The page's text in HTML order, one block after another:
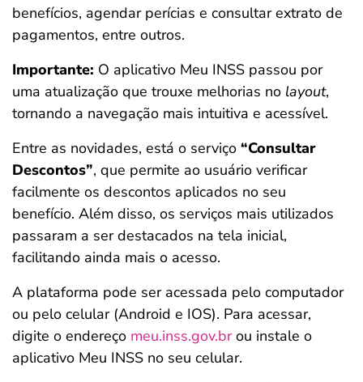
benefícios, agendar perícias e consultar extrato de
pagamentos, entre outros.
Importante: O aplicativo Meu INSS passou por
uma atualização que trouxe melhorias no layout,
tornando a navegação mais intuitiva e acessível.
Entre as novidades, está o serviço “Consultar
Descontos”, que permite ao usuário verificar
facilmente os descontos aplicados no seu
benefício. Além disso, os serviços mais utilizados
passaram a ser destacados na tela inicial,
facilitando ainda mais o acesso.
A plataforma pode ser acessada pelo computador
ou pelo celular (Android e IOS). Para acessar,
digite o endereço meu.inss.gov.brou instale o
aplicativo Meu INSS no seu celular.